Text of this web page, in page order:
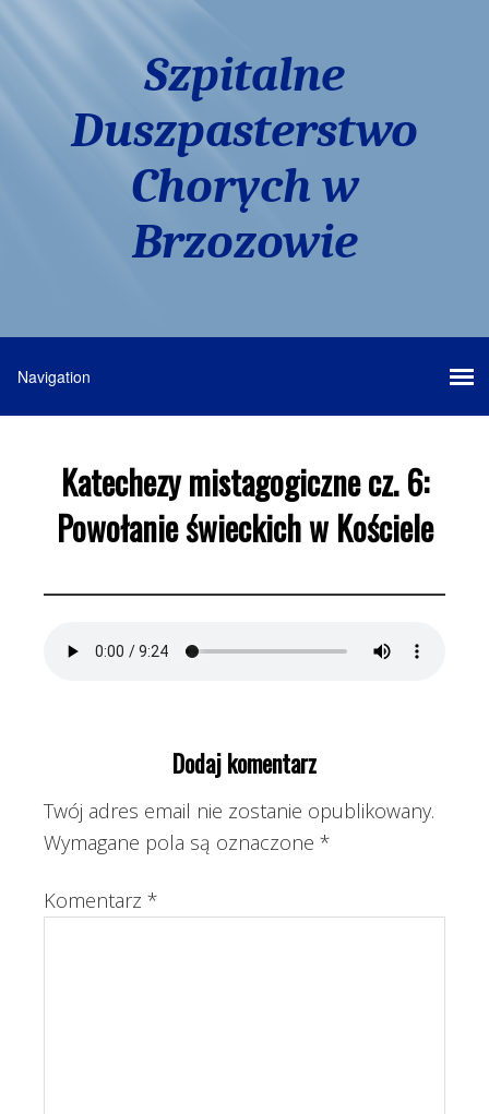
Szpitalne
Duszpasterstwo
Chorych w
Brzozowie
Katechezy mistagogiczne cz. 6:
Powołanie świeckich w Kościele
Dodaj komentarz
Twój adres email nie zostanie opublikowany.
Wymagane pola są oznaczone *
Komentarz *